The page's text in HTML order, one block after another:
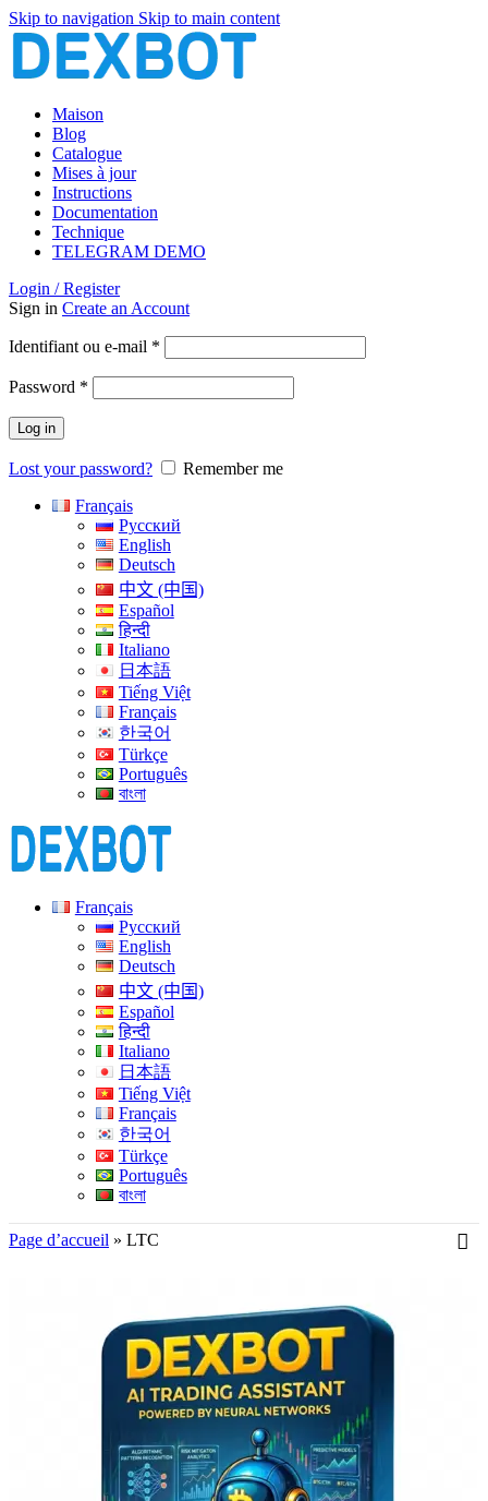
Skip to navigation Skip to main content
Maison
Blog
Catalogue
Mises à jour
Instructions
Documentation
Technique
TELEGRAM DEMO
Login / Register
Sign in Create an Account
Identifiant ou e-mail *
Password *
Log in
Lost your password?
Remember me
Français
Русский
English
Deutsch
中文 (中国)
Español
हिन्दी
Italiano
日本語
Tiếng Việt
Français
한국어
Türkçe
Português
বাংলা
Français
Русский
English
Deutsch
中文 (中国)
Español
हिन्दी
Italiano
日本語
Tiếng Việt
Français
한국어
Türkçe
Português
বাংলা
Page d’accueil » LTC